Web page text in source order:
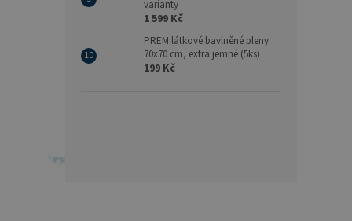
varianty
1 599 Kč
PREM látkové bavlněné pleny
70x70 cm, extra jemné (5ks)
199 Kč